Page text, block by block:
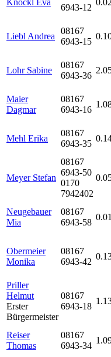
Knöckl Eva
6943-12
0.02
Liebl Andrea
08167
6943-15
Lohr Sabine
08167
6943-36
Maier
Dagmar
08167
6943-16
Mehl Erika
08167
6943-35
Meyer Stefan
08167
6943-50
0170
7942402
Neugebauer
Mia
08167
6943-58
0.01
Obermeier
Monika
08167
6943-42
Priller
Helmut
Erster
Bürgermeister
08167
6943-18
Reiser
Thomas
08167
6943-34